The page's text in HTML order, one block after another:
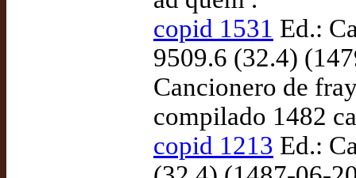
copid 1531 Ed.:
9509.6 (32.4)
Cancionero de
compilado 1482
copid 1213 Ed.: